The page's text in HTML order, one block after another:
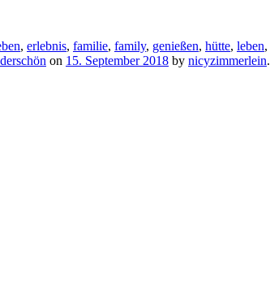
, erlebnis, familie, family, genießen, hütte, leben,
on 15. September 2018 by nicyzimmerlein.